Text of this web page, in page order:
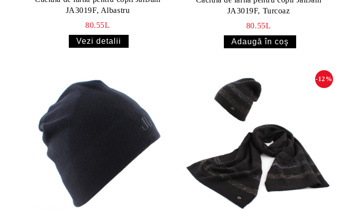
JA3019F, Albastru
80.55L
Vezi detalii
JA3019F, Turcoaz
80.55L
-12%